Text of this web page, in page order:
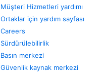
Müşteri Hizmetleri yardımı
Ortaklar için yardım sayfası
Careers
Sürdürülebilirlik
Basın merkezi
Güvenlik kaynak merkezi